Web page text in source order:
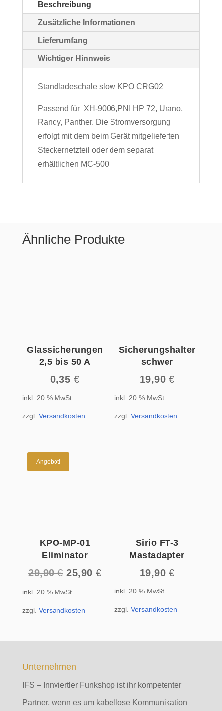
Beschreibung
Zusätzliche Informationen
Lieferumfang
Wichtiger Hinnweis
Standladeschale slow KPO CRG02
Passend für XH-9006,PNI HP 72, Urano,
Randy, Panther. Die Stromversorgung
erfolgt mit dem beim Gerät mitgelieferten
Steckernetzteil oder dem separat
erhältlichen MC-500
Ähnliche Produkte
Glassicherungen
2,5 bis 50 A
0,35 €
inkl. 20 % MwSt.
zzgl. Versandkosten
Sicherungshalter
schwer
19,90 €
inkl. 20 % MwSt.
zzgl.Versandkosten
Angebot!
KPO-MP-01
Eliminator
29,90€ Ursprünglicher
war:
29,90 €
25,90€Aktueller
25,90 €.
inkl. 20 % MwSt.
zzgl. Versandkosten
Sirio FT-3
Mastadapter
19,90 €
inkl. 20 % MwSt.
zzgl.Versandkosten
Unternehmen
IFS – Innviertler Funkshop ist ihr kompetenter
Partner, wenn es um kabellose Kommunikation